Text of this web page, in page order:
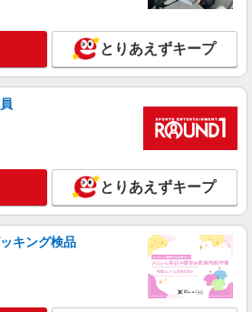
とりあえずキープ
とりあえずキープ
キング検品